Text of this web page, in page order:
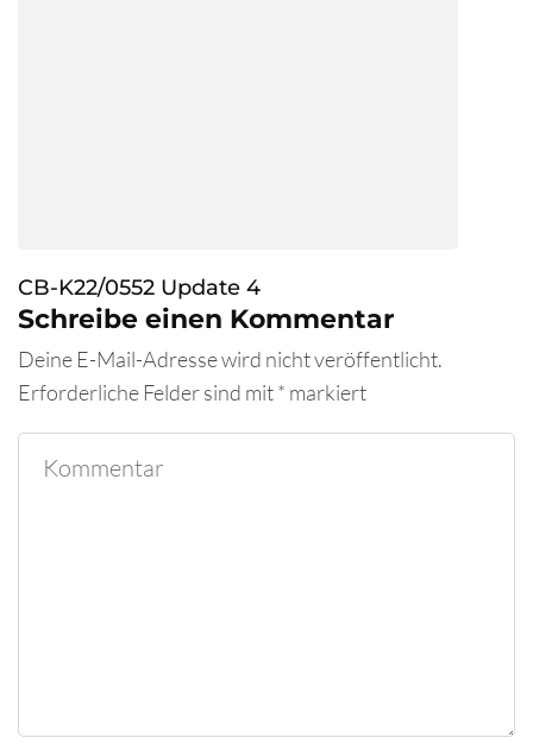
CB-K22/0552 Update 4
Schreibe einen Kommentar
Deine E-Mail-Adresse wird nicht veröffentlicht.
Erforderliche Felder sind mit* markiert